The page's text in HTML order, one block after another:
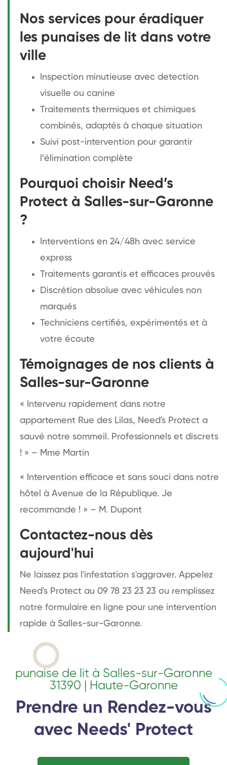
Nos services pour éradiquer
les punaises de lit dans votre
ville
Inspection minutieuse avec detection
visuelle ou canine
Traitements thermiques et chimiques
combinés, adaptés à chaque situation
Suivi post-intervention pour garantir
l’élimination complète
Pourquoi choisir Need’s
Protect à Salles-sur-Garonne
?
Interventions en 24/48h avec service
express
Traitements garantis et efficaces prouvés
Discrétion absolue avec véhicules non
marqués
Techniciens certifiés, expérimentés et à
votre écoute
Témoignages de nos clients à
Salles-sur-Garonne
« Intervenu rapidement dans notre
appartement Rue des Lilas, Need's Protect a
sauvé notre sommeil. Professionnels et discrets
! » – Mme Martin
« Intervention efficace et sans souci dans notre
hôtel à Avenue de la République. Je
recommande ! » – M. Dupont
Contactez-nous dès
aujourd'hui
Ne laissez pas l'infestation s'aggraver. Appelez
Need's Protect au 09 78 23 23 23 ou remplissez
notre formulaire en ligne pour une intervention
rapide à Salles-sur-Garonne.
punaise de lit à Salles-sur-Garonne
31390 | Haute-Garonne
Prendre un Rendez-vous
avec Needs' Protect